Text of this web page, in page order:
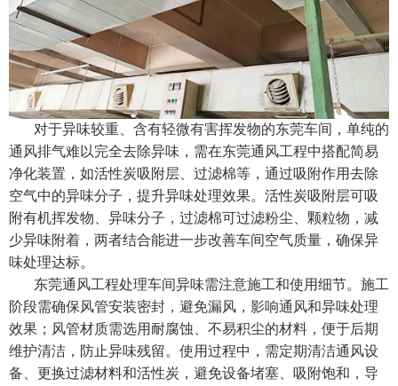
对于异味较重、含有轻微有害挥发物的东莞车间，单纯的
通风排气难以完全去除异味，需在东莞通风工程中搭配简易
净化装置，如活性炭吸附层、过滤棉等，通过吸附作用去除
空气中的异味分子，提升异味处理效果。活性炭吸附层可吸
附有机挥发物、异味分子，过滤棉可过滤粉尘、颗粒物，减
少异味附着，两者结合能进一步改善车间空气质量，确保异
味处理达标。
东莞通风工程处理车间异味需注意施工和使用细节。施工
阶段需确保风管安装密封，避免漏风，影响通风和异味处理
效果；风管材质需选用耐腐蚀、不易积尘的材料，便于后期
维护清洁，防止异味残留。使用过程中，需定期清洁通风设
备、更换过滤材料和活性炭，避免设备堵塞、吸附饱和，导